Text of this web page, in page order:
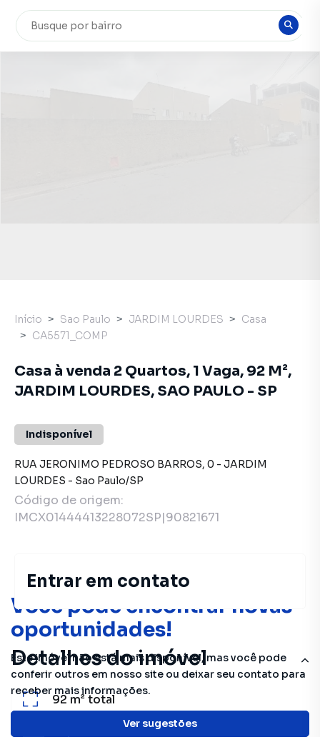
Você pode encontrar novas
oportunidades!
Este imóvel não está mais disponível, mas você pode
conferir outros em nosso site ou deixar seu contato para
receber mais informações.
Ver sugestões
Detalhes do imóvel
92 m²total
Início Sao Paulo JARDIM LOURDES
Casa
CA5571_COMP
Casa à venda 2 Quartos, 1 Vaga, 92 M²,
JARDIM LOURDES, SAO PAULO - SP
Indisponível
RUA JERONIMO PEDROSO BARROS, 0 - JARDIM
LOURDES - Sao Paulo/SP
Código de origem:
IMCX01444413228072SP|90821671
Entrar em contato